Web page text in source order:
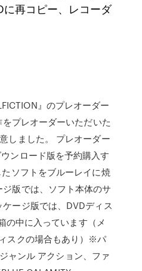
に再コピー、レコーダ
』のプレオーダー
プレオーダーいただいた
しました。 プレオーダー
ンロード版を予約購入す
ソフトをブルーレイに焼
版では、ソフト本体のサ
ージ版では、DVDディス
の中に入っています（メ
スクの場合もあり）※パ
ャンル アクション、ファ